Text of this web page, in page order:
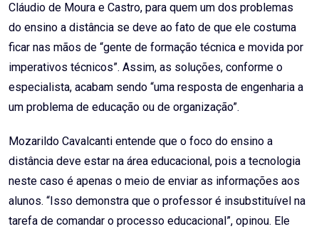
Cláudio de Moura e Castro, para quem um dos problemas
do ensino a distância se deve ao fato de que ele costuma
ficar nas mãos de “gente de formação técnica e movida por
imperativos técnicos”. Assim, as soluções, conforme o
especialista, acabam sendo “uma resposta de engenharia a
um problema de educação ou de organização”.
Mozarildo Cavalcanti entende que o foco do ensino a
distância deve estar na área educacional, pois a tecnologia
neste caso é apenas o meio de enviar as informações aos
alunos. “Isso demonstra que o professor é insubstituível na
tarefa de comandar o processo educacional”, opinou. Ele